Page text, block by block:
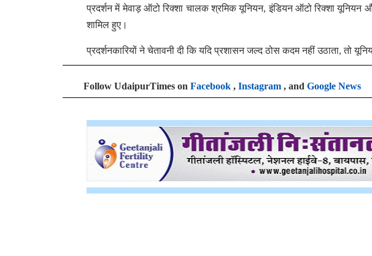
प्रदर्शन में मेवाड़ ऑटो रिक्शा चालक श्रमिक यूनियन, इंडियन ऑटो रिक्शा
शामिल हुए।
प्रदर्शनकारियों ने चेतावनी दी कि यदि प्रशासन जल्द ठोस कदम नहीं उठाता, तो
Follow UdaipurTimes on Facebook , Instagram , and Google News